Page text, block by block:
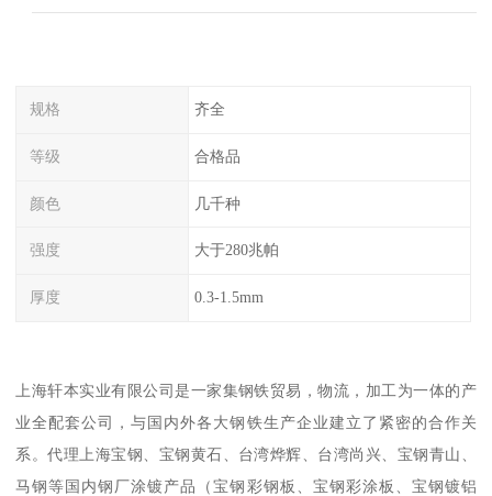
规格 齐全
等级 合格品
颜色 几千种
强度 大于280兆帕
厚度 0.3-1.5mm
上海轩本实业有限公司是一家集钢铁贸易，物流，加工为一体的产
业全配套公司，与国内外各大钢铁生产企业建立了紧密的合作关
系。代理上海宝钢、宝钢黄石、台湾烨辉、台湾尚兴、宝钢青山、
马钢等国内钢厂涂镀产品（宝钢彩钢板、宝钢彩涂板、宝钢镀铝